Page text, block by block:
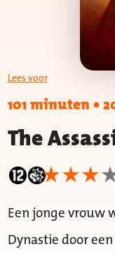
Lees voor
101 minuten•
The
Een jonge vrouw
Dynastie door